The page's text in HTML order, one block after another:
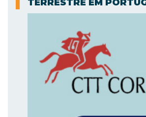
TERRESTRE EM